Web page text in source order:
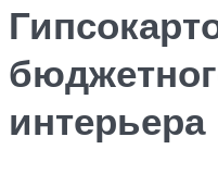
интерьера